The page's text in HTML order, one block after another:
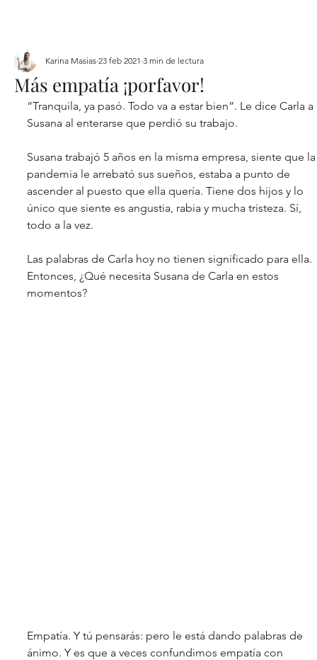
Más empatía ¡porfavor!
Karina Masias 23 feb 2021 3 min de lectura
“Tranquila, ya pasó. Todo va a estar bien”. Le dice Carla a
Susana al enterarse que perdió su trabajo.
Susana trabajó 5 años en la misma empresa, siente que
pandemia le arrebató sus sueños, estaba a punto de
ascender al puesto que ella quería. Tiene dos hijos y lo
único que siente es angustia, rabia y mucha tristeza. Sí,
todo a la vez.
Las palabras de Carla hoy no tienen significado para ella.
Entonces, ¿Qué necesita Susana de Carla en estos
momentos?
Empatía. Y tú pensarás: pero le está dando palabras de
ánimo. Y es que a veces confundimos empatía con